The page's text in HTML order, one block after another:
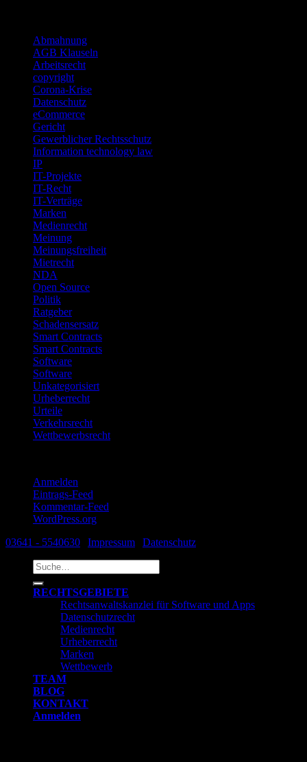
Abmahnung
AGB Klauseln
Arbeitsrecht
copyright
Corona-Krise
Datenschutz
eCommerce
Gericht
Gewerblicher Rechtsschutz
Information technology law
IP
IT-Projekte
IT-Recht
IT-Verträge
Marken
Medienrecht
Meinung
Meinungsfreiheit
Mietrecht
NDA
Open Source
Politik
Ratgeber
Schadensersatz
Smart Contracts
Smart Contracts
Software
Software
Unkategorisiert
Urheberrecht
Urteile
Verkehrsrecht
Wettbewerbsrecht
Anmelden
Eintrags-Feed
Kommentar-Feed
WordPress.org
03641 - 5540630
Impressum
Datenschutz
Suche
nach:
RECHTSGEBIETE
Rechtsanwaltskanzlei für Software und Apps
Datenschutzrecht
Medienrecht
Urheberrecht
Marken
Wettbewerb
TEAM
BLOG
KONTAKT
Anmelden